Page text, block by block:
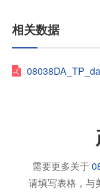
相关数据
需要更多关于
请填写表格，与